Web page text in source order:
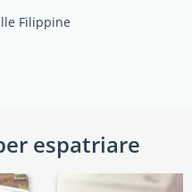
Filippine
espatriare